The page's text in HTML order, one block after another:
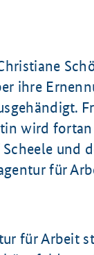
ihre
wird
und
für
für Arbeit